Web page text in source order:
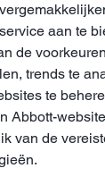
aan te
de
trends te
te
Abbott-
van de